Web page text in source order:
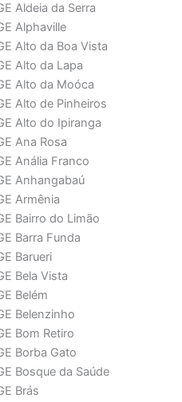
Aldeia da Serra
Alphaville
Alto da Boa Vista
Alto da Lapa
Alto da Moóca
Alto de Pinheiros
Alto do Ipiranga
Ana Rosa
Anália Franco
Anhangabaú
Armênia
Bairro do Limão
Barra Funda
Barueri
Bela Vista
Belém
Belenzinho
Bom Retiro
Borba Gato
Bosque da Saúde
Brás